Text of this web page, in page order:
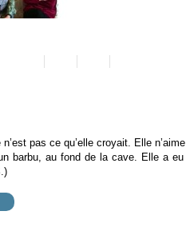
pas ce qu’elle croyait. Elle
barbu, au fond de la cave. Elle a eu